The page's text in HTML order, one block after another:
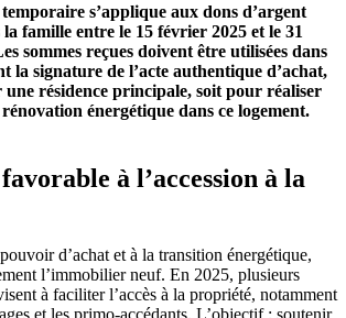
s’applique aux dons d’argent
la famille entre le 15 février 2025 et le 31
sommes reçues doivent être utilisées dans
la signature de l’acte authentique d’achat,
une résidence principale, soit pour réaliser
énergétique dans ce logement.
à l’accession à la
d’achat et à la transition énergétique,
l’immobilier neuf. En 2025, plusieurs
à faciliter l’accès à la propriété, notamment
et les primo-accédants. L’objectif : soutenir